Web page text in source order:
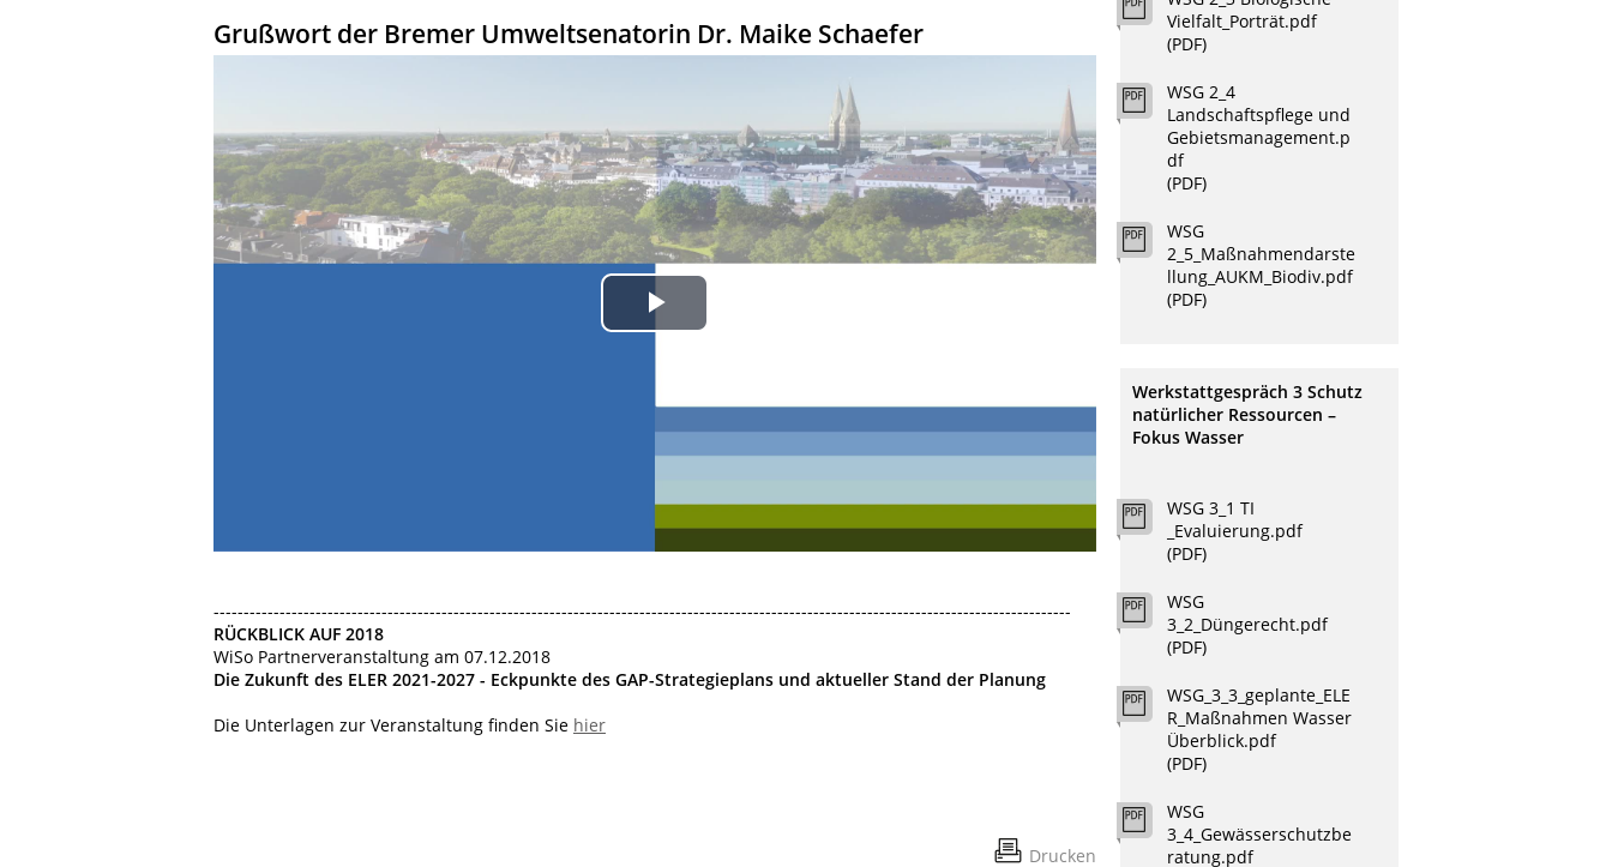
Grußwort der Bremer Umweltsenatorin Dr. Maike Schaefer
Play
-----------------------------------------------------------------------------------------------------------------------------------------------
RÜCKBLICK AUF 2018
WiSo Partnerveranstaltung am 07.12.2018
Die Zukunft des ELER 2021-2027 - Eckpunkte des GAP-Strategieplans und aktueller Stand der Planung
Die Unterlagen zur Veranstaltung finden Sie hier
Drucken
Vielfalt_Porträt.pdf
(PDF)
WSG 2_4
Landschaftspflege und
Gebietsmanagement.p
df
(PDF)
WSG
2_5_Maßnahmendarste
llung_AUKM_Biodiv.pdf
(PDF)
Werkstattgespräch 3 Schutz
natürlicher Ressourcen –
Fokus Wasser
WSG 3_1 TI
_Evaluierung.pdf
(PDF)
WSG
3_2_Düngerecht.pdf
(PDF)
WSG_3_3_geplante_ELE
R_Maßnahmen Wasser
Überblick.pdf
(PDF)
WSG
3_4_Gewässerschutzbe
ratung.pdf